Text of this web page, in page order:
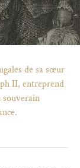
de sa sœur
II, entreprend
souverain